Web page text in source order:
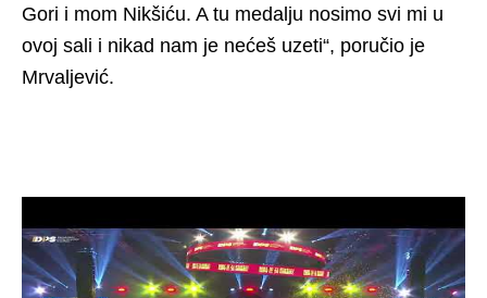
Gori i mom Nikšiću. A tu medalju nosimo svi mi u
ovoj sali i nikad nam je nećeš uzeti“, poručio je
Mrvaljević.